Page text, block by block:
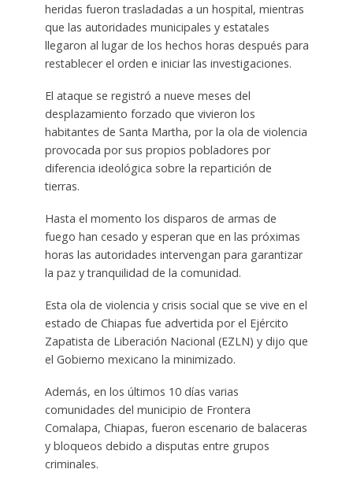
heridas fueron trasladadas a un hospital, mientras
que las autoridades municipales y estatales
llegaron al lugar de los hechos horas después para
restablecer el orden e iniciar las investigaciones.
El ataque se registró a nueve meses del
desplazamiento forzado que vivieron los
habitantes de Santa Martha, por la ola de violencia
provocada por sus propios pobladores por
diferencia ideológica sobre la repartición de
tierras.
Hasta el momento los disparos de armas de
fuego han cesado y esperan que en las próximas
horas las autoridades intervengan para garantizar
la paz y tranquilidad de la comunidad.
Esta ola de violencia y crisis social que se vive en el
estado de Chiapas fue advertida por el Ejército
Zapatista de Liberación Nacional (EZLN) y dijo que
el Gobierno mexicano la minimizado.
Además, en los últimos 10 días varias
comunidades del municipio de Frontera
Comalapa, Chiapas, fueron escenario de balaceras
y bloqueos debido a disputas entre grupos
criminales.